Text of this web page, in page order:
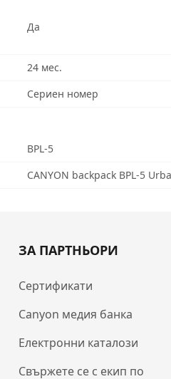
Да
24 мес.
Сериен номер
BPL-5
CANYON backpack BPL-5
ЗА ПАРТНЬОРИ
Сертификати
Canyon медия банка
Електронни каталози
Свържете се с екип по